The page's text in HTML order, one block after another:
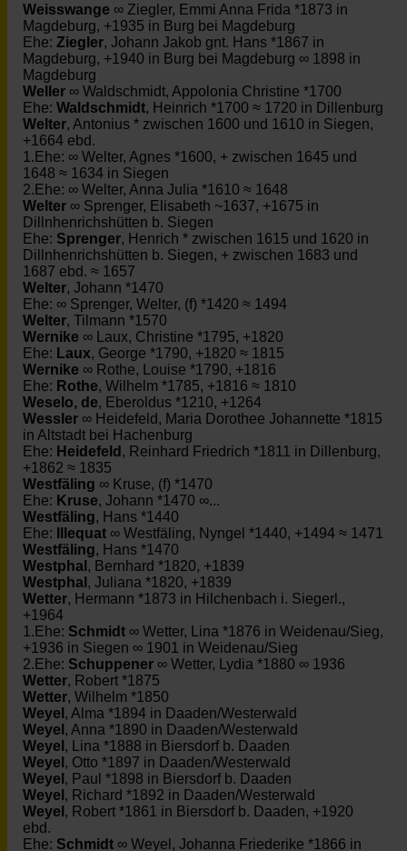
Weisswange ∞ Ziegler, Emmi Anna Frida *1873 in
Magdeburg, +1935 in Burg bei Magdeburg
Ehe: Ziegler, Johann Jakob gnt. Hans *1867 in
Magdeburg, +1940 in Burg bei Magdeburg ∞ 1898 in
Magdeburg
Weller ∞ Waldschmidt, Appolonia Christine *1700
Ehe: Waldschmidt, Heinrich *1700 ≈ 1720 in Dillenburg
Welter, Antonius * zwischen 1600 und 1610 in Siegen,
+1664 ebd.
1.Ehe: ∞ Welter, Agnes *1600, + zwischen 1645 und
1648 ≈ 1634 in Siegen
2.Ehe: ∞ Welter, Anna Julia *1610 ≈ 1648
Welter ∞ Sprenger, Elisabeth ~1637, +1675 in
Dillnhenrichshütten b. Siegen
Ehe: Sprenger, Henrich * zwischen 1615 und 1620 in
Dillnhenrichshütten b. Siegen, + zwischen 1683 und
1687 ebd. ≈ 1657
Welter, Johann *1470
Ehe: ∞ Sprenger, Welter, (f) *1420 ≈ 1494
Welter, Tilmann *1570
Wernike ∞ Laux, Christine *1795, +1820
Ehe: Laux, George *1790, +1820 ≈ 1815
Wernike ∞ Rothe, Louise *1790, +1816
Ehe: Rothe, Wilhelm *1785, +1816 ≈ 1810
Weselo, de, Eberoldus *1210, +1264
Wessler ∞ Heidefeld, Maria Dorothee Johannette *1815
in Altstadt bei Hachenburg
Ehe: Heidefeld , Reinhard Friedrich *1811 in Dillenburg,
+1862 ≈ 1835
Westfäling ∞ Kruse, (f) *1470
Ehe: Kruse, Johann *1470 ∞...
Westfäling, Hans *1440
Ehe:
Illequat ∞ Westfäling, Nyngel *1440, +1494 ≈ 1471
Westfäling, Hans *1470
Westphal , Bernhard *1820, +1839
Westphal , Juliana *1820, +1839
Wetter, Hermann *1873 in Hilchenbach i. Siegerl.,
+1964
1.Ehe: Schmidt ∞ Wetter, Lina *1876 in Weidenau/Sieg,
+1936 in Siegen ∞ 1901 in Weidenau/Sieg
2.Ehe: Schuppener ∞ Wetter, Lydia *1880 ∞ 1936
Wetter, Robert *1875
Wetter, Wilhelm *1850
Weyel , Alma *1894 in Daaden/Westerwald
Weyel , Anna *1890 in Daaden/Westerwald
Weyel , Lina *1888 in Biersdorf b. Daaden
Weyel , Otto *1897 in Daaden/Westerwald
Weyel , Paul *1898 in Biersdorf b. Daaden
Weyel , Richard *1892 in Daaden/Westerwald
Weyel , Robert *1861 in Biersdorf b. Daaden, +1920
ebd.
Ehe: Schmidt ∞ Weyel, Johanna Friederike *1866 in